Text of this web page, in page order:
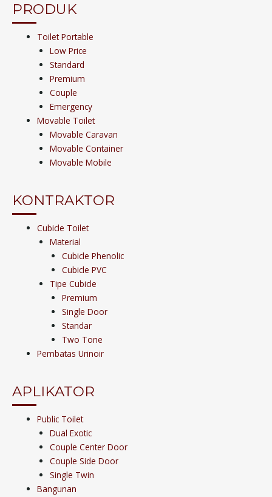
PRODUK
Toilet Portable
Low Price
Standard
Premium
Couple
Emergency
Movable Toilet
Movable Caravan
Movable Container
Movable Mobile
KONTRAKTOR
Cubicle Toilet
Material
Cubicle Phenolic
Cubicle PVC
Tipe Cubicle
Premium
Single Door
Standar
Two Tone
Pembatas Urinoir
APLIKATOR
Public Toilet
Dual Exotic
Couple Center Door
Couple Side Door
Single Twin
Bangunan